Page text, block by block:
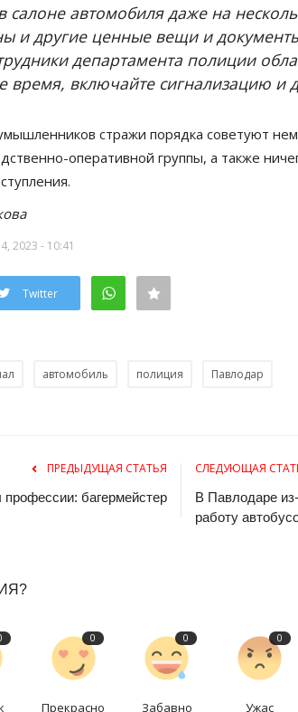
салоне автомобиля даже на
и другие ценные вещи и
департамента полиции
время, включайте сигнализацию и
стражи порядка советуют
оперативной группы, а также
2023 - 10:41
Twitter
автомобиль полиция Павлодар
ПРЕДЫДУЩАЯ СТАТЬЯ
багермейстер
СЛЕДУЮЩАЯ
В Павлодаре
работу
0
Прекрасно
0
Забавно
0
Ужас
волейболистки
В селах